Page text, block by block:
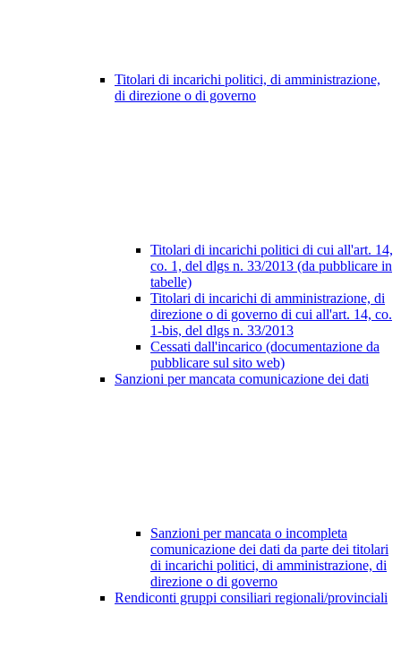
Titolari di incarichi politici, di amministrazione,
di direzione o di governo
Titolari di incarichi politici di cui all'art. 14,
co. 1, del dlgs n. 33/2013 (da pubblicare in
tabelle)
Titolari di incarichi di amministrazione, di
direzione o di governo di cui all'art. 14, co.
1-bis, del dlgs n. 33/2013
Cessati dall'incarico (documentazione da
pubblicare sul sito web)
Sanzioni per mancata comunicazione dei dati
Sanzioni per mancata o incompleta
comunicazione dei dati da parte dei titolari
di incarichi politici, di amministrazione, di
direzione o di governo
Rendiconti gruppi consiliari regionali/provinciali